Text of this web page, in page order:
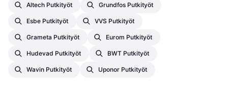
Altech Putkityöt Grundfos Putkityöt
Esbe Putkityöt VVS Putkityöt
Grameta Putkityöt Eurom Putkityöt
Hudevad Putkityöt BWT Putkityöt
Wavin Putkityöt Uponor Putkityöt